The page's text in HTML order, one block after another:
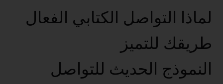
لماذا التواصل الكتابي الفعال
طريقك للتميز
النموذج الحديث للتواصل